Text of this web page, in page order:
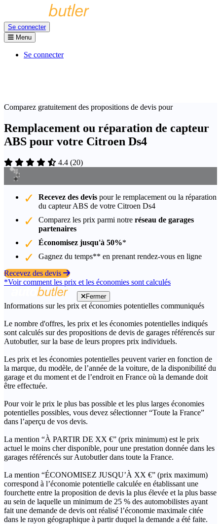
Se connecter
Menu
Se connecter
Comparez gratuitement des propositions de devis pour
Remplacement ou réparation de capteur
ABS pour votre Citroen Ds4
4.4 (20)
Recevez des devis pour le remplacement ou la réparation
du capteur ABS de votre Citroen Ds4
Comparez les prix parmi notre réseau de garages
partenaires
Économisez jusqu'à 50%*
Gagnez du temps** en prenant rendez-vous en ligne
Recevez des devis
*Voir comment les prix et les économies sont calculés
Fermer
Informations sur les prix et économies potentielles communiqués
Le nombre d'offres, les prix et les économies potentielles indiqués
sont calculés sur des propositions de devis de garages référencés sur
Autobutler, sur la base de leurs propres prix individuels.
Les prix et les économies potentielles peuvent varier en fonction de
la marque, du modèle, de l’année de la voiture, de la disponibilité du
garage et du moment et de l’endroit en France où la demande doit
être effectuée.
Pour voir le prix le plus bas possible et les plus larges économies
potentielles possibles, vous devez sélectionner “Toute la France”
dans l’aperçu de vos devis.
La mention “À PARTIR DE XX €” (prix minimum) est le prix
actuel le moins cher disponible, pour une prestation donnée dans les
garages référencés sur Autobutler dans toute la France.
La mention “ÉCONOMISEZ JUSQU’À XX €” (prix maximum)
correspond à l’économie potentielle calculée en établissant une
fourchette entre la proposition de devis la plus élevée et la plus basse
au sein de laquelle un minimum de 25 % des automobilistes ayant
fait une demande de devis ont réalisé l’économie maximale citée
dans le rayon géographique à partir duquel la demande a été faite.